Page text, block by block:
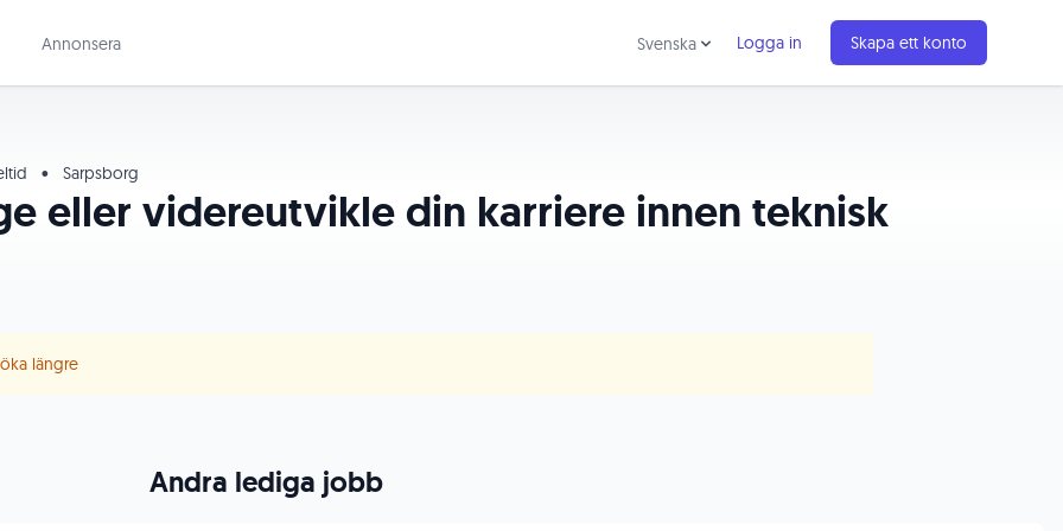
Annonsera Svenska Logga in Skapa ett konto
• Sarpsborg
eller videreutvikle din karriere innen teknisk
längre
Andra lediga jobb